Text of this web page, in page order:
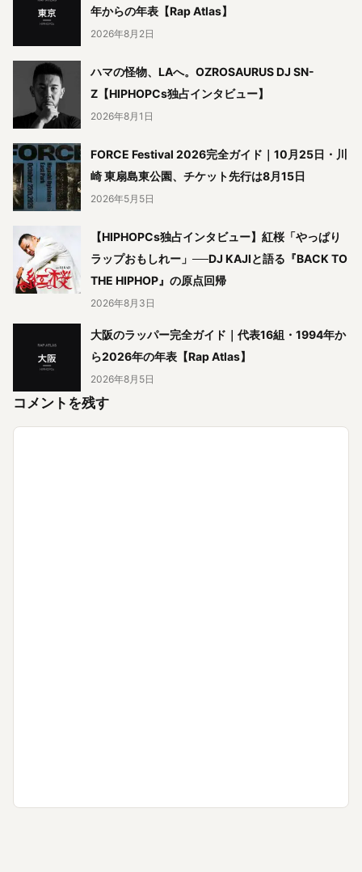
年からの年表【Rap Atlas】
2026年8月2日
ハマの怪物、LAへ。OZROSAURUS DJ SN-
Z【HIPHOPCs独占インタビュー】
2026年8月1日
FORCE Festival 2026完全ガイド｜10月25日・川
崎 東扇島東公園、チケット先行は8月15日
2026年5月5日
【HIPHOPCs独占インタビュー】紅桜「やっぱり
ラップおもしれー」──DJ KAJIと語る『BACK TO
THE HIPHOP』の原点回帰
2026年8月3日
大阪のラッパー完全ガイド｜代表16組・1994年か
ら2026年の年表【Rap Atlas】
2026年8月5日
コメントを残す